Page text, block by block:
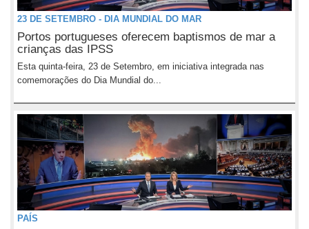
23 DE SETEMBRO - DIA MUNDIAL DO MAR
Portos portugueses oferecem baptismos de mar a
crianças das IPSS
Esta quinta-feira, 23 de Setembro, em iniciativa integrada nas
comemorações do Dia Mundial do...
PAÍS